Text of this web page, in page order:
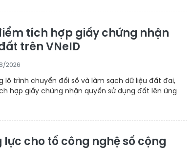
tích hợp giấy chứng nhận
trên VNeID
2026
lộ trình chuyển đổi số và làm sạch dữ liệu đất đai,
hợp giấy chứng nhận quyền sử dụng đất lên ứng
cho tổ công nghệ số cộng